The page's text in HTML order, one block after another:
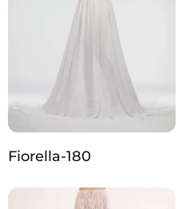
Fiorella-180